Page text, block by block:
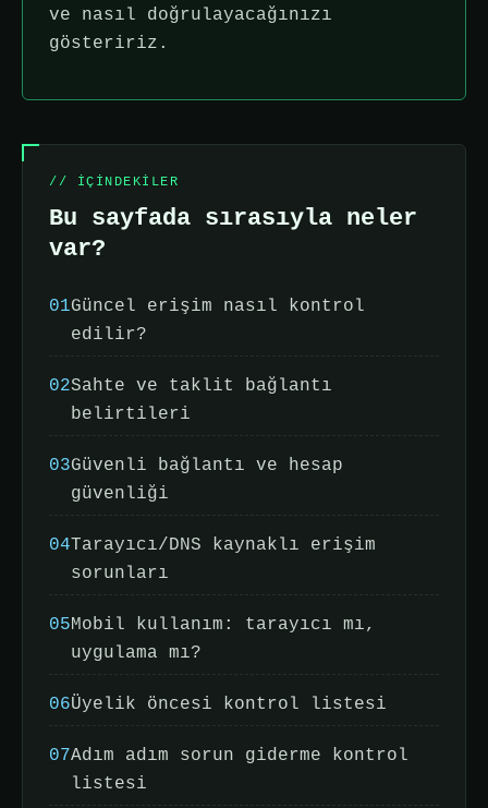
ve nasıl doğrulayacağınızı
gösteririz.
// IÇINDEKILER
Bu sayfada sırasıyla neler
var?
01Güncel erişim nasıl kontrol
edilir?
02Sahte ve taklit bağlantı
belirtileri
03Güvenli bağlantı ve hesap
güvenliği
04Tarayıcı/DNS kaynaklı erişim
sorunları
05Mobil kullanım: tarayıcı mı,
uygulama mı?
06Üyelik öncesi kontrol listesi
07Adım adım sorun giderme kontrol
listesi